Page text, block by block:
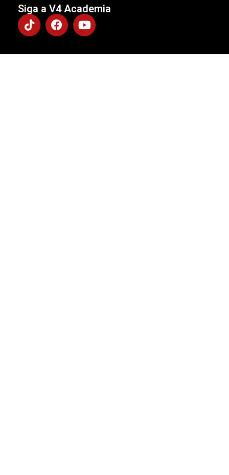
Siga a V4 Academia